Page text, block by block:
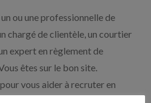
ou une professionnelle de
chargé de clientèle, un courtier
expert en règlement de
êtes sur le bon site.
vous aider à recruter en